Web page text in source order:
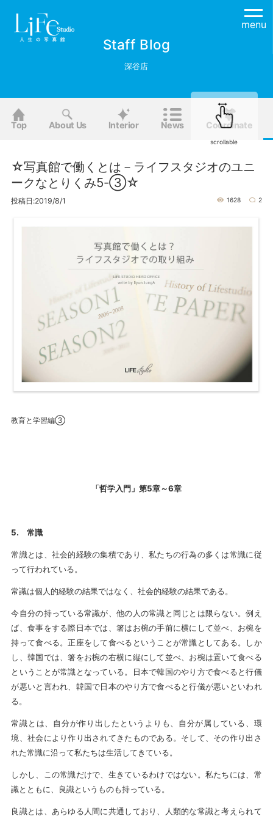
menu
Staff Blog
深谷店
Top About Us Interior News Coordinate
☆写真館で働くとは－ライフスタジオのユニ
ークなとりくみ5-③☆
投稿日:2019/8/1 1628 2
教育と学習編③
「哲学入門」第5章～6章
5. 常識
常識とは、社会的経験の集積であり、私たちの行為の多くは常識に従
って行われている。
常識は個人的経験の結果ではなく、社会的経験の結果である。
今自分の持っている常識が、他の人の常識と同じとは限らない。例え
ば、食事をする際日本では、箸はお椀の手前に横にして並べ、お椀を
持って食べる。正座をして食べるということが常識としてある。しか
し、韓国では、箸をお椀の右横に縦にして並べ、お椀は置いて食べる
ということが常識となっている。日本で韓国のやり方で食べると行儀
が悪いと言われ、韓国で日本のやり方で食べると行儀が悪いといわれ
る。
常識とは、自分が作り出したというよりも、自分が属している、環
境、社会により作り出されてきたものである。そして、その作り出さ
れた常識に沿って私たちは生活してきている。
しかし、この常識だけで、生きているわけではない。私たちには、常
識とともに、良識というものも持っている。
良識とは、あらゆる人間に共通しており、人類的な常識と考えられて